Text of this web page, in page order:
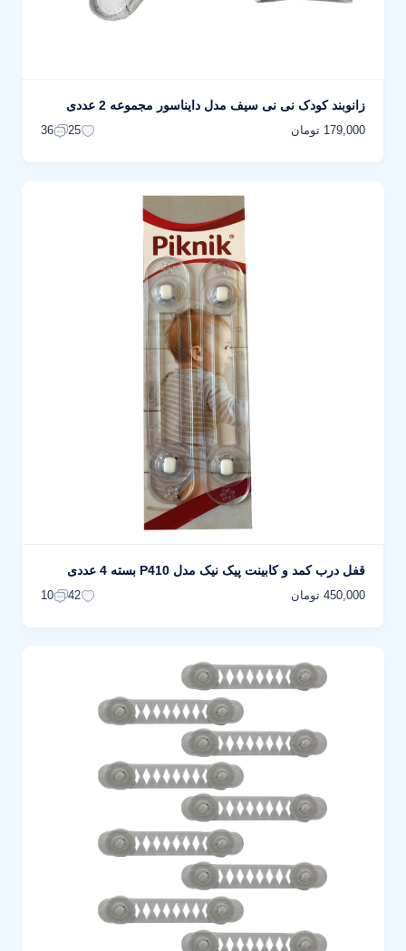
زانوبند کودک نی نی سیف مدل دایناسور مجموعه 2 عددی
179,000 تومان 25
36
قفل درب کمد و کابینت پیک نیک مدل P410 بسته 4 عددی
450,000 تومان 42
10